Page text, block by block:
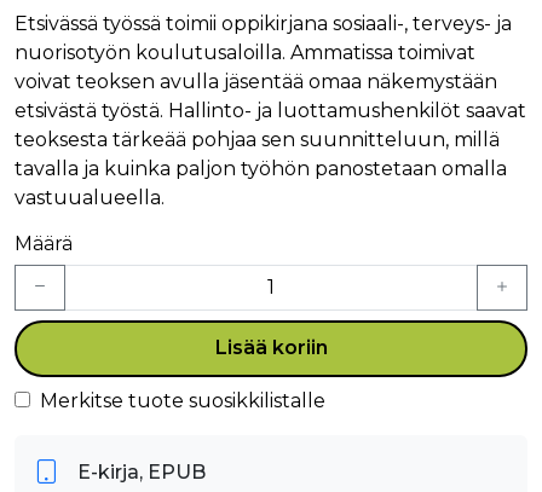
Etsivässä työssä toimii oppikirjana sosiaali-, terveys- ja
nuorisotyön koulutusaloilla. Ammatissa toimivat
voivat teoksen avulla jäsentää omaa näkemystään
etsivästä työstä. Hallinto- ja luottamushenkilöt saavat
teoksesta tärkeää pohjaa sen suunnitteluun, millä
tavalla ja kuinka paljon työhön panostetaan omalla
vastuualueella.
Määrä
Lisää koriin
Merkitse tuote suosikkilistalle
E-kirja, EPUB